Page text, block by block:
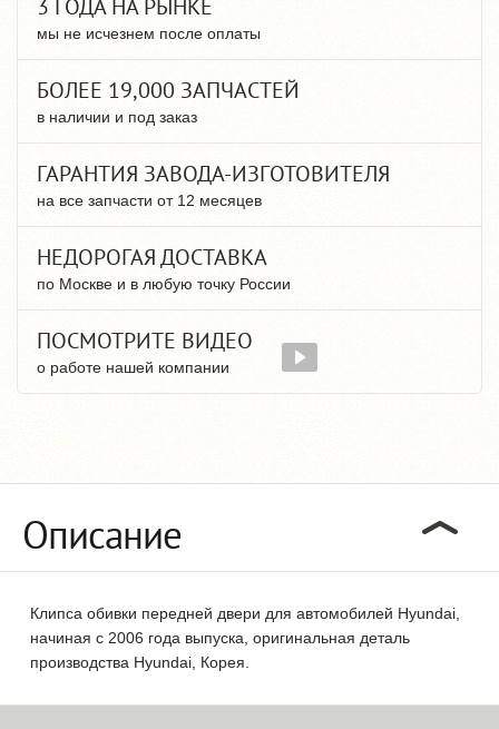
3 ГОДА НА РЫНКЕ
мы не исчезнем после оплаты
БОЛЕЕ 19,000 ЗАПЧАСТЕЙ
в наличии и под заказ
ГАРАНТИЯ ЗАВОДА-ИЗГОТОВИТЕЛЯ
на все запчасти от 12 месяцев
НЕДОРОГАЯ ДОСТАВКА
по Москве и в любую точку России
ПОСМОТРИТЕ ВИДЕО
о работе нашей компании
Описание
Клипса обивки передней двери для автомобилей Hyundai,
начиная с 2006 года выпуска, оригинальная деталь
производства Hyundai, Корея.